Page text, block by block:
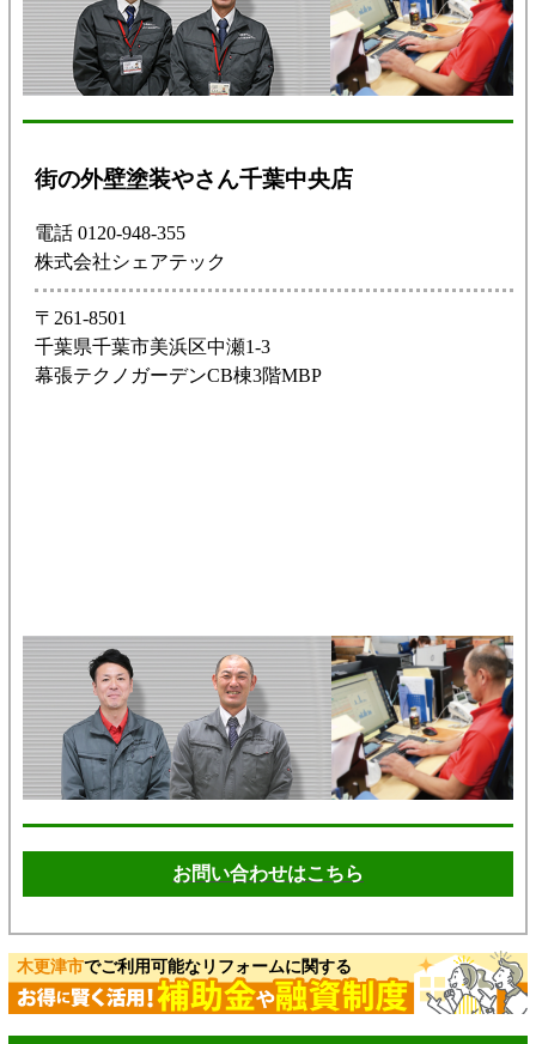
街の外壁塗装やさん千葉中央店
電話 0120-948-355
株式会社シェアテック
〒261-8501
千葉県千葉市美浜区中瀬1-3
幕張テクノガーデンCB棟3階MBP
お問い合わせはこちら
木更津市でご利用可能なリフォームに関する